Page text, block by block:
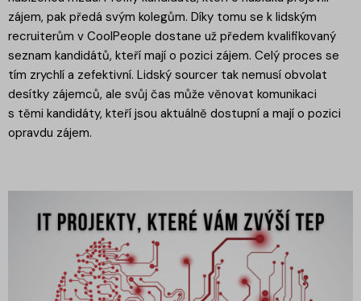
zájem, pak předá svým kolegům. Díky tomu se k lidským
recruiterům v CoolPeople dostane už předem kvalifikovaný
seznam kandidátů, kteří mají o pozici zájem. Celý proces se
tím zrychlí a zefektivní. Lidský sourcer tak nemusí obvolat
desítky zájemců, ale svůj čas může věnovat komunikaci
s těmi kandidáty, kteří jsou aktuálně dostupní a mají o pozici
opravdu zájem.